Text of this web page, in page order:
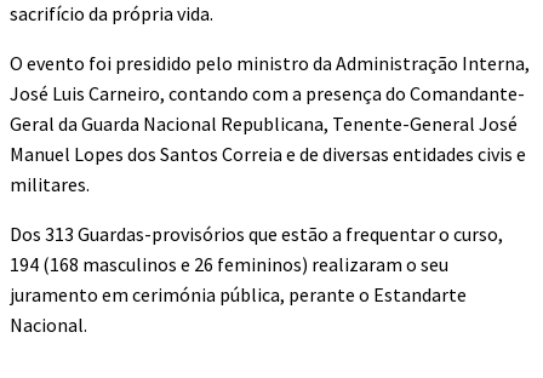
sacrifício da própria vida.
O evento foi presidido pelo ministro da Administração Interna,
José Luis Carneiro, contando com a presença do Comandante-
Geral da Guarda Nacional Republicana, Tenente-General José
Manuel Lopes dos Santos Correia e de diversas entidades civis e
militares.
Dos 313 Guardas-provisórios que estão a frequentar o curso,
194 (168 masculinos e 26 femininos) realizaram o seu
juramento em cerimónia pública, perante o Estandarte
Nacional.